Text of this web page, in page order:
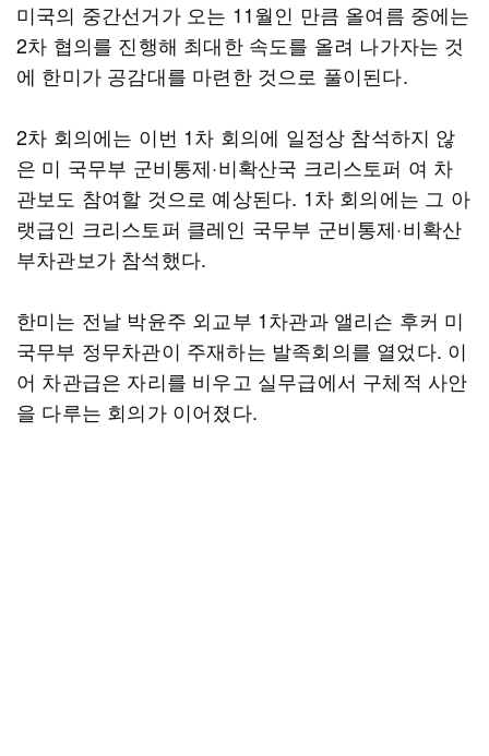
미국의 중간선거가 오는 11월인 만큼 올여름 중에는
2차 협의를 진행해 최대한 속도를 올려 나가자는 것
에 한미가 공감대를 마련한 것으로 풀이된다.
2차 회의에는 이번 1차 회의에 일정상 참석하지 않
은 미 국무부 군비통제·비확산국 크리스토퍼 여 차
관보도 참여할 것으로 예상된다. 1차 회의에는 그 아
랫급인 크리스토퍼 클레인 국무부 군비통제·비확산
부차관보가 참석했다.
한미는 전날 박윤주 외교부 1차관과 앨리슨 후커 미
국무부 정무차관이 주재하는 발족회의를 열었다. 이
어 차관급은 자리를 비우고 실무급에서 구체적 사안
을 다루는 회의가 이어졌다.